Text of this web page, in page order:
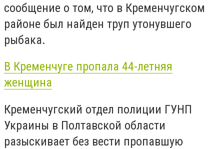
сообщение о том, что в Кременчугском
районе был найден труп утонувшего
рыбака.
В Кременчуге пропала 44-летняя
женщина
Кременчугский отдел полиции ГУНП
Украины в Полтавской области
разыскивает без вести пропавшую